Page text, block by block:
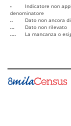
-
Indicatore non
denominatore
..
Dato non ancora
...
Dato non rilevato
....
La mancanza o